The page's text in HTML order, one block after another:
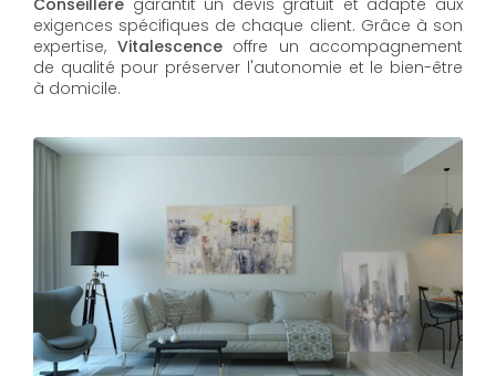
exigences spécifiques de chaque client. Grâce à son
expertise, Vitalescence offre un accompagnement
de qualité pour préserver l'autonomie et le bien-être
à domicile.